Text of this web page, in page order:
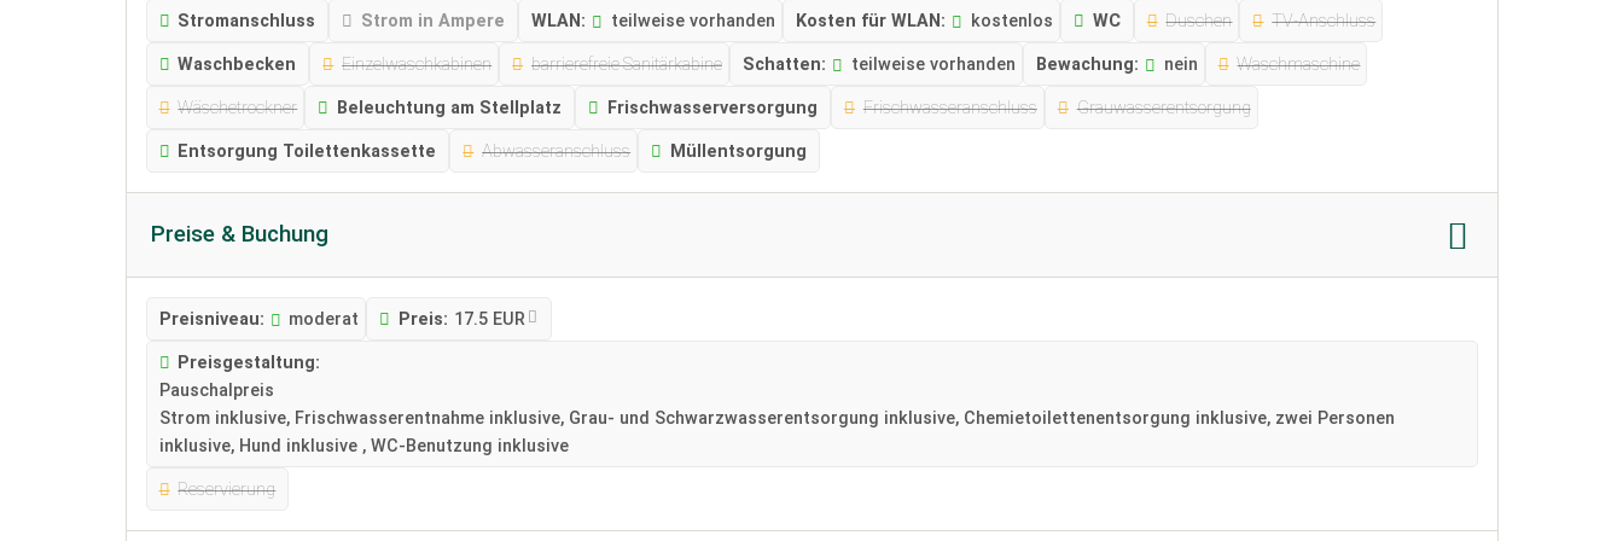
Stromanschluss Strom in Ampere WLAN: teilweise vorhanden Kosten für WLAN: kostenlos WC Duschen TV-Anschluss
Waschbecken Einzelwaschkabinen barrierefreie Sanitärkabine Schatten: teilweise vorhanden Bewachung: nein Waschmaschine
Wäschetrockner Beleuchtung am Stellplatz Frischwasserversorgung Frischwasseranschluss Grauwasserentsorgung
Entsorgung Toilettenkassette Abwasseranschluss Müllentsorgung
Preise & Buchung
Preisniveau: moderat Preis: 17.5 EUR
Preisgestaltung:
Pauschalpreis
Strom inklusive, Frischwasserentnahme inklusive, Grau- und Schwarzwasserentsorgung inklusive, Chemietoilettenentsorgung inklusive, zwei Personen
inklusive, Hund inklusive , WC-Benutzung inklusive
Reservierung